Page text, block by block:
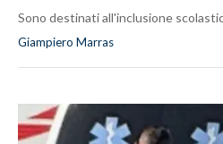
Sono destinati all'inclusione
Giampiero Marras